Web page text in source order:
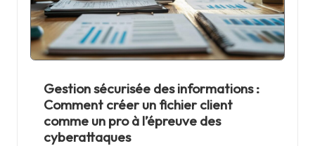
Gestion sécurisée des informations :
Comment créer un fichier client
comme un pro à l’épreuve des
cyberattaques